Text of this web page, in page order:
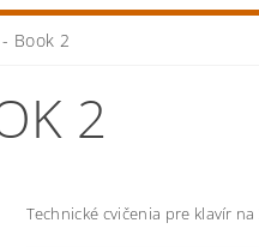
Book 2
2
Technické cvičenia pre klavír